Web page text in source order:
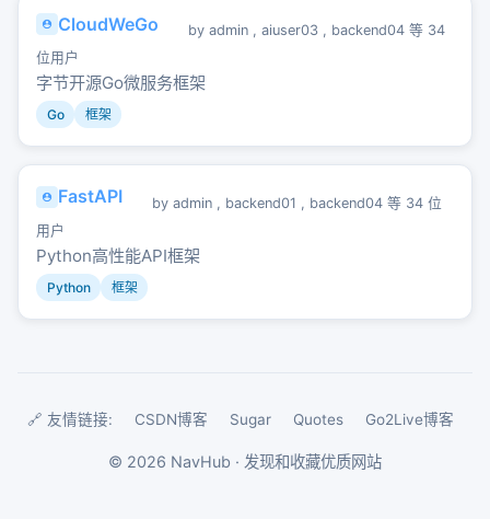
CloudWeGo by admin , aiuser03 , backend04 等 34
位用户
字节开源Go微服务框架
Go 框架
FastAPI by admin , backend01 , backend04 等 34 位
用户
Python高性能API框架
Python 框架
🔗 友情链接: CSDN博客 Sugar Quotes Go2Live博客
© 2026 NavHub · 发现和收藏优质网站